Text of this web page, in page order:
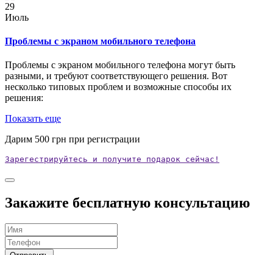
29
Июль
Проблемы с экраном мобильного телефона
Проблемы с экраном мобильного телефона могут быть
разными, и требуют соответствующего решения. Вот
несколько типовых проблем и возможные способы их
решения:
Показать еще
Дарим 500 грн при регистрации
Зарегестрируйтесь и получите подарок сейчас!
Закажите бесплатную консультацию